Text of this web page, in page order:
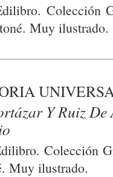
Colección
Muy ilustrado.
Y Ruiz
Colección
Muy ilustrado.